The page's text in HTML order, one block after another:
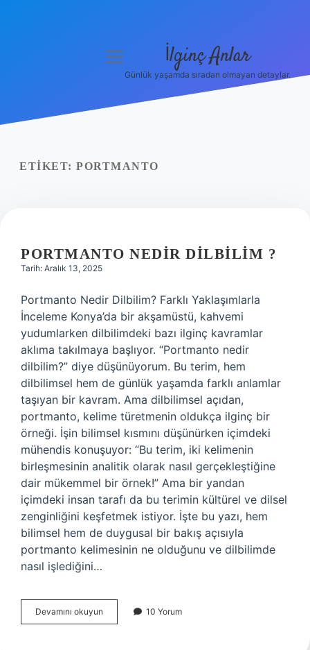
Yasal Uyarı
menüyü
İlginç Anlar
Günlük yaşamda sıradan olmayan detaylar.
ETIKET: PORTMANTO
PORTMANTO NEDIR DILBILIM ?
Tarih: Aralık 13, 2025
Portmanto Nedir Dilbilim? Farklı Yaklaşımlarla
İnceleme Konya’da bir akşamüstü, kahvemi
yudumlarken dilbilimdeki bazı ilginç kavramlar
aklıma takılmaya başlıyor. “Portmanto nedir
dilbilim?” diye düşünüyorum. Bu terim, hem
dilbilimsel hem de günlük yaşamda farklı anlamlar
taşıyan bir kavram. Ama dilbilimsel açıdan,
portmanto, kelime türetmenin oldukça ilginç bir
örneği. İşin bilimsel kısmını düşünürken içimdeki
mühendis konuşuyor: “Bu terim, iki kelimenin
birleşmesinin analitik olarak nasıl gerçekleştiğine
dair mükemmel bir örnek!” Ama bir yandan
içimdeki insan tarafı da bu terimin kültürel ve dilsel
zenginliğini keşfetmek istiyor. İşte bu yazı, hem
bilimsel hem de duygusal bir bakış açısıyla
portmanto kelimesinin ne olduğunu ve dilbilimde
nasıl işlediğini…
Devamını okuyun Portmanto
nedir
10 Yorum